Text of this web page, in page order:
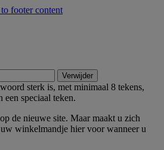
footer content
Verwijder
sterk is, met minimaal 8 tekens,
een speciaal teken.
de nieuwe site. Maar maakt u zich
winkelmandje hier voor wanneer u